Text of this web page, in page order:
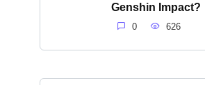
Genshin Impact?
0 626